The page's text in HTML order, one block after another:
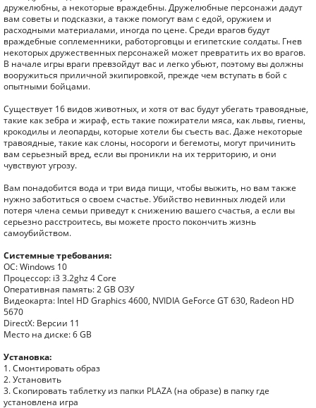
дружелюбны, а некоторые враждебны. Дружелюбные персонажи дадут
вам советы и подсказки, а также помогут вам с едой, оружием и
расходными материалами, иногда по цене. Среди врагов будут
враждебные соплеменники, работорговцы и египетские солдаты. Гнев
некоторых дружественных персонажей может превратить их во врагов.
В начале игры враги превзойдут вас и легко убьют, поэтому вы должны
вооружиться приличной экипировкой, прежде чем вступать в бой с
опытными бойцами.
Существует 16 видов животных, и хотя от вас будут убегать травоядные,
такие как зебра и жираф, есть такие пожиратели мяса, как львы, гиены,
крокодилы и леопарды, которые хотели бы съесть вас. Даже некоторые
травоядные, такие как слоны, носороги и бегемоты, могут причинить
вам серьезный вред, если вы проникли на их территорию, и они
чувствуют угрозу.
Вам понадобится вода и три вида пищи, чтобы выжить, но вам также
нужно заботиться о своем счастье. Убийство невинных людей или
потеря члена семьи приведут к снижению вашего счастья, а если вы
серьезно расстроитесь, вы можете просто покончить жизнь
самоубийством.
Системные требования:
ОС: Windows 10
Процессор: i3 3.2ghz 4 Core
Оперативная память: 2 GB ОЗУ
Видеокарта: Intel HD Graphics 4600, NVIDIA GeForce GT 630, Radeon HD
5670
DirectX: Версии 11
Место на диске: 6 GB
Установка:
1. Смонтировать образ
2. Установить
3. Скопировать таблетку из папки PLAZA (на образе) в папку где
установлена игра